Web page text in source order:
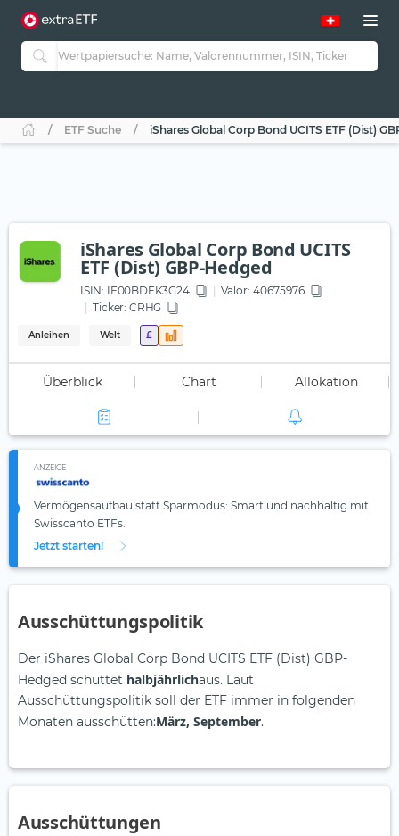
ETF Suche iShares Global Corp Bond UCITS ETF (Dist)
iShares Global Corp Bond UCITS
ETF (Dist) GBP-Hedged
ISIN: IE00BDFK3G24
Valor: 40675976
Ticker: CRHG
Anleihen Welt £
Überblick Chart Allokation
ANZEIGE
Vermögensaufbau statt Sparmodus: Smart und nachhaltig mit
Swisscanto ETFs.
Jetzt starten!
Ausschüttungspolitik
Der iShares Global Corp Bond UCITS ETF (Dist) GBP-
Hedged schüttet halbjährlichaus. Laut
Ausschüttungspolitik soll der ETF immer in folgenden
Monaten ausschütten:März, September.
Aus­schüt­tungen